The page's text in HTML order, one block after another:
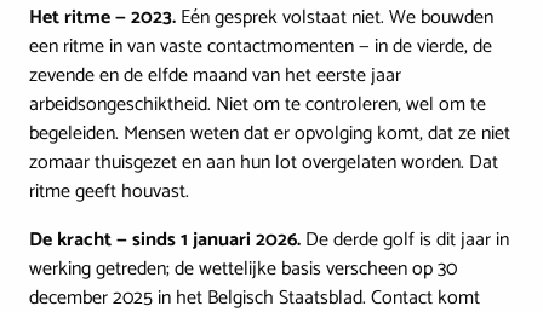
Het ritme — 2023.Eén gesprek volstaat niet. We bouwden
een ritme in van vaste contactmomenten — in de vierde, de
zevende en de elfde maand van het eerste jaar
arbeidsongeschiktheid. Niet om te controleren, wel om te
begeleiden. Mensen weten dat er opvolging komt, dat ze niet
zomaar thuisgezet en aan hun lot overgelaten worden. Dat
ritme geeft houvast.
De kracht — sinds 1 januari 2026.De derde golf is dit jaar in
werking getreden; de wettelijke basis verscheen op 30
december 2025 in het Belgisch Staatsblad. Contact komt